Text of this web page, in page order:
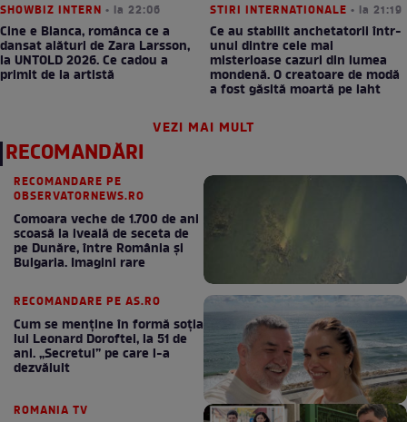
SHOWBIZ INTERN • la 22:06
Cine e Bianca, românca ce a
dansat alături de Zara Larsson,
la UNTOLD 2026. Ce cadou a
primit de la artistă
STIRI INTERNATIONALE • la 21:19
Ce au stabilit anchetatorii într-
unul dintre cele mai
misterioase cazuri din lumea
mondenă. O creatoare de modă
a fost găsită moartă pe iaht
VEZI MAI MULT
RECOMANDĂRI
RECOMANDARE PE
OBSERVATORNEWS.RO
Comoara veche de 1.700 de ani
scoasă la iveală de seceta de
pe Dunăre, între România şi
Bulgaria. Imagini rare
RECOMANDARE PE AS.RO
Cum se menţine în formă soţia
lui Leonard Doroftei, la 51 de
ani. „Secretul” pe care l-a
dezvăluit
ROMANIA TV